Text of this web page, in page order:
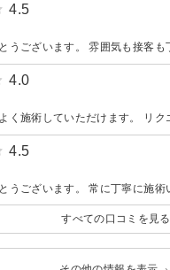
4.5
4.0
4.5
すべての口コミを見る